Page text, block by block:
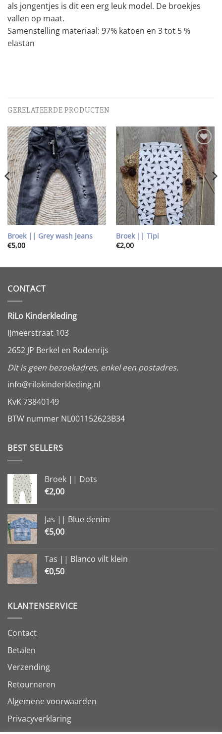
als jongentjes is dit een erg leuk model. De broekjes
vallen op maat.
Samenstelling materiaal: 97% katoen en 3 tot 5 %
elastan
GERELATEERDE PRODUCTEN
Toevoegen
aan
wenslijst
Broek || Grey wash jeans
€5,00
Toevoegen
aan
wenslijst
Broek || Tipi
€2,00
CONTACT
RiLo Kinderkleding
IJmeerstraat 103
2652 JP Berkel en Rodenrijs
Dit is geen bezoekadres, enkel een postadres.
info@rilokinderkleding.nl
KvK 73840149
BTW nummer NL001152623B34
BEST SELLERS
Broek || Dots
€2,00
Jas || Blue denim
€5,00
Tas || Blanco vilt klein
€0,50
KLANTENSERVICE
Contact
Betalen
Verzending
Retourneren
Algemene voorwaarden
Privacyverklaring